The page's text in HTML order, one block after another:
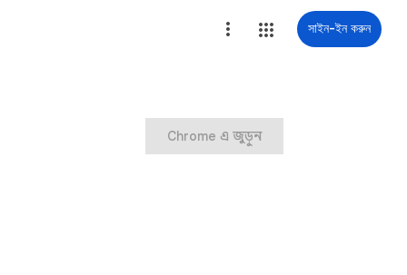
সাইন-ইন করুন
Chrome এ জুড়ুন